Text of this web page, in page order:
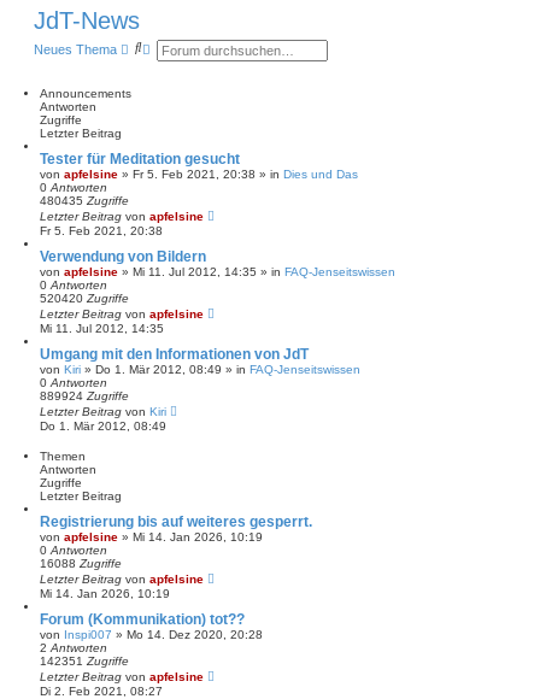
JdT-News
Neues Thema
S E
t
e
c
h
Announcements
Antworten
Zugriffe
Letzter Beitrag
Tester für Meditation gesucht
von apfelsine » Fr 5. Feb 2021, 20:38 » in Dies und Das
0 Antworten
480435 Zugriffe
Letzter Beitrag von apfelsine
Fr 5. Feb 2021, 20:38
Verwendung von Bildern
von apfelsine » Mi 11. Jul 2012, 14:35 » in FAQ-Jenseitswissen
0 Antworten
520420 Zugriffe
Letzter Beitrag von apfelsine
Mi 11. Jul 2012, 14:35
Umgang mit den Informationen von JdT
von Kiri » Do 1. Mär 2012, 08:49 » in FAQ-Jenseitswissen
0 Antworten
889924 Zugriffe
Letzter Beitrag von Kiri
Do 1. Mär 2012, 08:49
Themen
Antworten
Zugriffe
Letzter Beitrag
Registrierung bis auf weiteres gesperrt.
von apfelsine » Mi 14. Jan 2026, 10:19
0 Antworten
16088 Zugriffe
Letzter Beitrag von apfelsine
Mi 14. Jan 2026, 10:19
Forum (Kommunikation) tot??
von Inspi007 » Mo 14. Dez 2020, 20:28
2 Antworten
142351 Zugriffe
Letzter Beitrag von apfelsine
Di 2. Feb 2021, 08:27